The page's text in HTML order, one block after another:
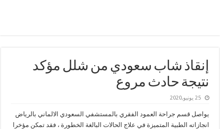
إنقاذ شاب سعودي من شلل مؤكد
نتيجة حادث مروع
25 يونيو,2020
يواصل قسم جراحة العمود الفقري بالمستشفي السعودي الالماني بالرياض
انجازاته الطبية المتميزة في علاج الحالات البالغة الخطورة ، فقد تمكن مؤخرا